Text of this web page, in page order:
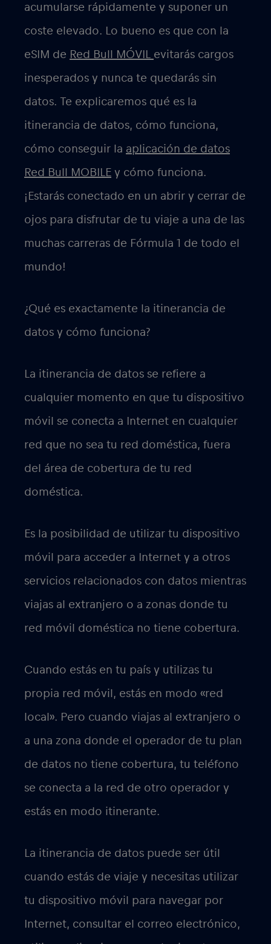
acumularse rápidamente y suponer un
coste elevado. Lo bueno es que con la
eSIM de Red Bull MÓVIL evitarás cargos
inesperados y nunca te quedarás sin
datos. Te explicaremos qué es la
itinerancia de datos, cómo funciona,
cómo conseguir la aplicación de datos
Red Bull MOBILE y cómo funciona.
¡Estarás conectado en un abrir y cerrar de
ojos para disfrutar de tu viaje a una de las
muchas carreras de Fórmula 1 de todo el
mundo!
¿Qué es exactamente la itinerancia de
datos y cómo funciona?
La itinerancia de datos se refiere a
cualquier momento en que tu dispositivo
móvil se conecta a Internet en cualquier
red que no sea tu red doméstica, fuera
del área de cobertura de tu red
doméstica.
Es la posibilidad de utilizar tu dispositivo
móvil para acceder a Internet y a otros
servicios relacionados con datos mientras
viajas al extranjero o a zonas donde tu
red móvil doméstica no tiene cobertura.
Cuando estás en tu país y utilizas tu
propia red móvil, estás en modo «red
local». Pero cuando viajas al extranjero o
a una zona donde el operador de tu plan
de datos no tiene cobertura, tu teléfono
se conecta a la red de otro operador y
estás en modo itinerante.
La itinerancia de datos puede ser útil
cuando estás de viaje y necesitas utilizar
tu dispositivo móvil para navegar por
Internet, consultar el correo electrónico,